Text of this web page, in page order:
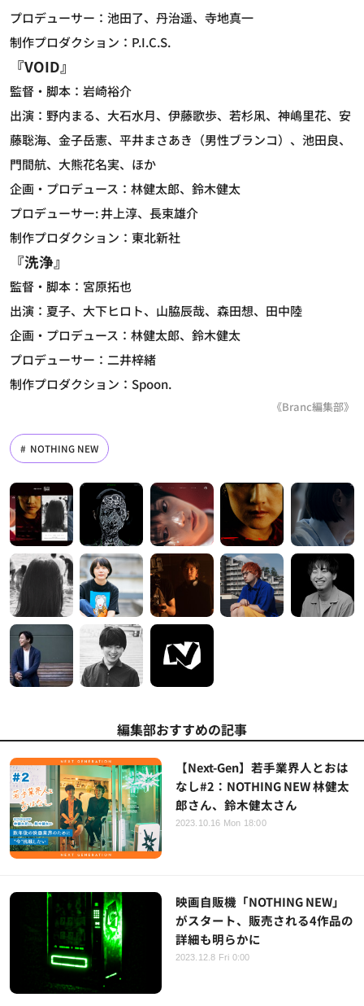
プロデューサー：池田了、丹治遥、寺地真一
制作プロダクション：P.I.C.S.
『VOID』
監督・脚本：岩崎裕介
出演：野内まる、大石水月、伊藤歌歩、若杉凩、神嶋里花、安
藤聡海、金子岳憲、平井まさあき（男性ブランコ）、池田良、
門間航、大熊花名実、ほか
企画・プロデュース：林健太郎、鈴木健太
プロデューサー: 井上淳、長束雄介
制作プロダクション：東北新社
『洗浄』
監督・脚本：宮原拓也
出演：夏子、大下ヒロト、山脇辰哉、森田想、田中陸
企画・プロデュース：林健太郎、鈴木健太
プロデューサー：二井梓緒
制作プロダクション：Spoon.
《Branc編集部》
NOTHING NEW
編集部おすすめの記事
【Next-Gen】若手業界人とおは
なし#2：NOTHING NEW 林健太
郎さん、鈴木健太さん
2023.10.16 Mon 18:00
映画自販機「NOTHING NEW」
がスタート、販売される4作品の
詳細も明らかに
2023.12.8 Fri 0:00